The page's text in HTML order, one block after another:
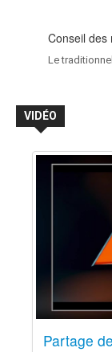
Conseil
Le
VIDÉO
Partage